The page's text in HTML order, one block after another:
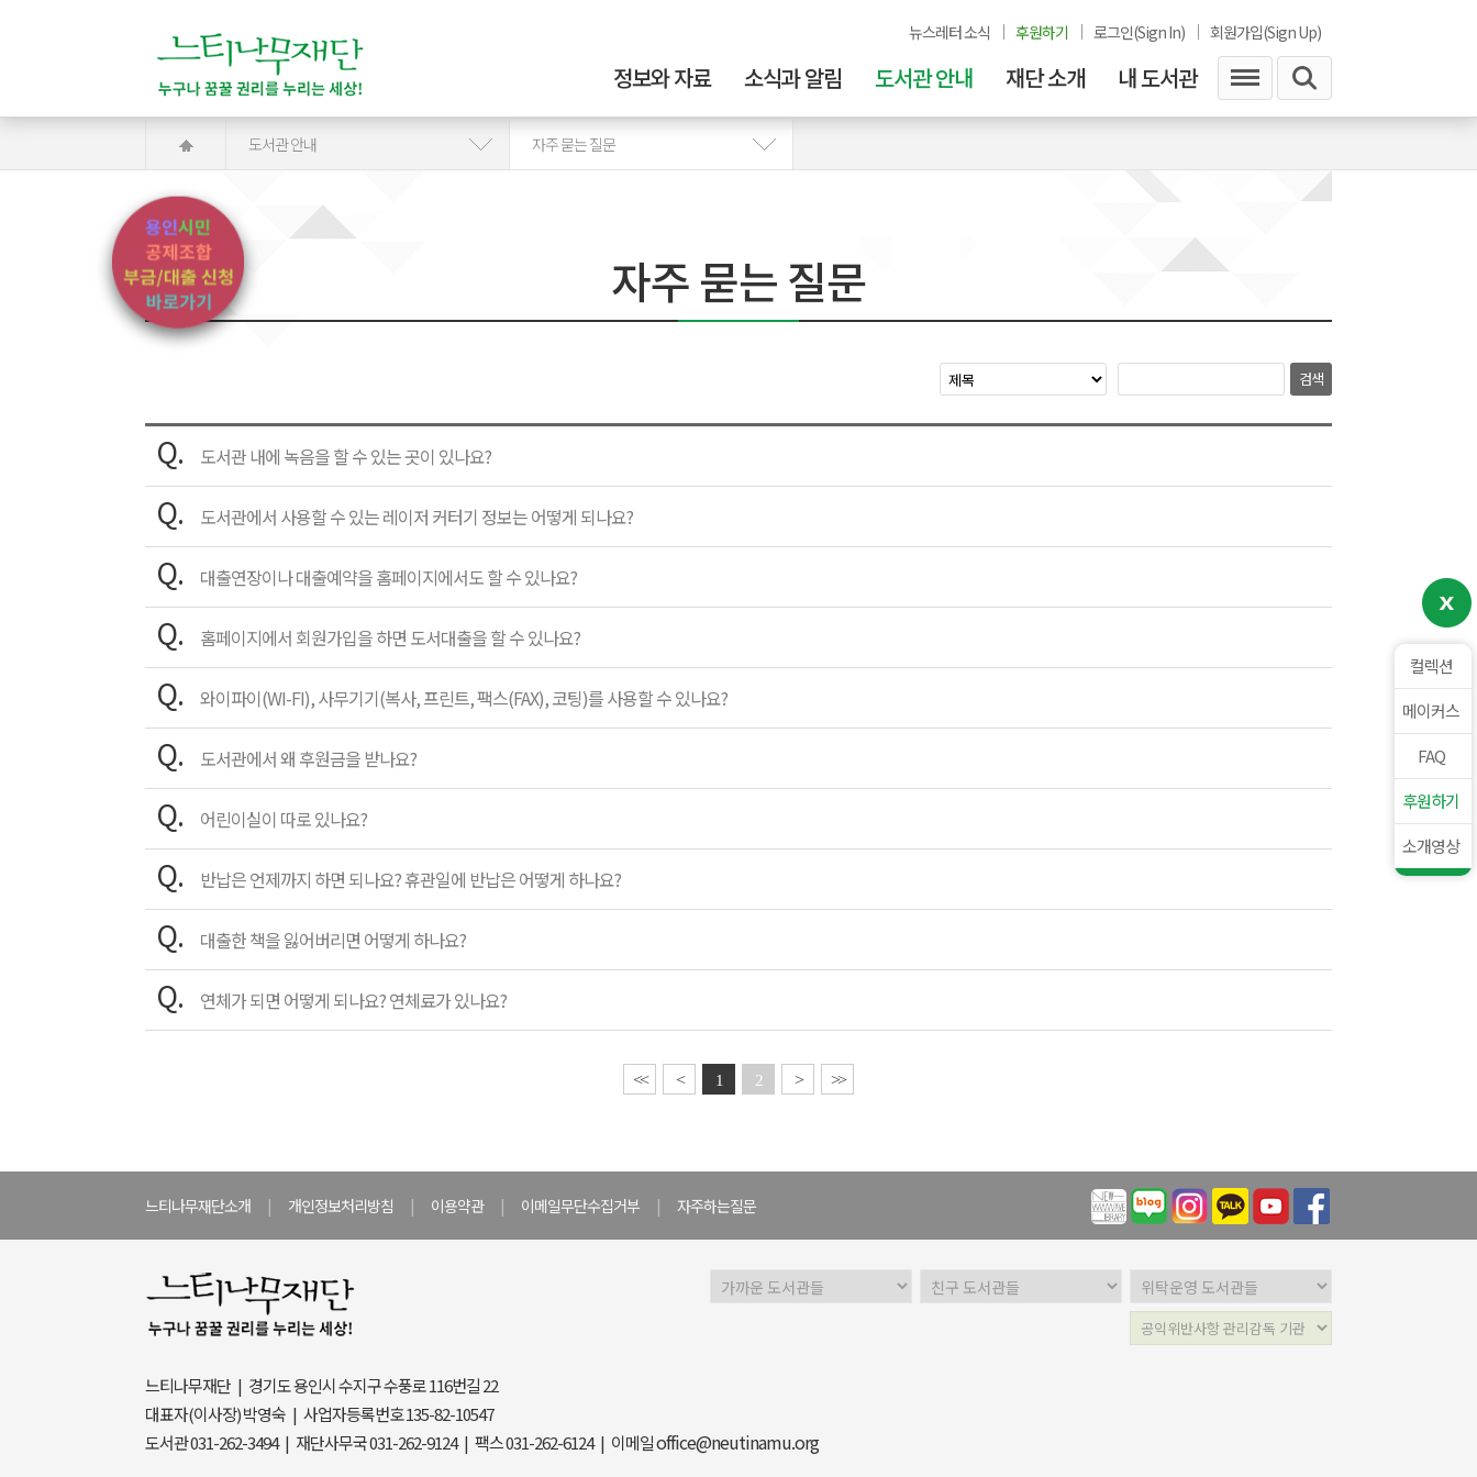
뉴스레터 소식 후원하기 로그인(Sign In) 회원가입(Sign Up)
정보와 자료 소식과 알림 도서관 안내 재단 소개 내 도서관
도서관 안내 자주 묻는 질문
자주 묻는 질문
검색
Q. 도서관 내에 녹음을 할 수 있는 곳이 있나요?
Q. 도서관에서 사용할 수 있는 레이저 커터기 정보는 어떻게 되나요?
Q. 대출연장이나 대출예약을 홈페이지에서도 할 수 있나요?
Q. 홈페이지에서 회원가입을 하면 도서대출을 할 수 있나요?
Q. 와이파이(WI-FI), 사무기기(복사, 프린트, 팩스(FAX), 코팅)를 사용할 수 있나요?
Q. 도서관에서 왜 후원금을 받나요?
Q. 어린이실이 따로 있나요?
Q. 반납은 언제까지 하면 되나요? 휴관일에 반납은 어떻게 하나요?
Q. 대출한 책을 잃어버리면 어떻게 하나요?
Q. 연체가 되면 어떻게 되나요? 연체료가 있나요?
<< < 1 2 > >>
느티나무재단소개 | 개인정보처리방침 | 이용약관 | 이메일무단수집거부 | 자주하는질문
느티나무재단 | 경기도 용인시 수지구 수풍로 116번길 22
대표자(이사장) 박영숙 | 사업자등록번호 135-82-10547
도서관 031-262-3494 | 재단사무국 031-262-9124 | 팩스 031-262-6124 | 이메일office@neutinamu.org
컬렉션
메이커스
FAQ
후원하기
소개영상